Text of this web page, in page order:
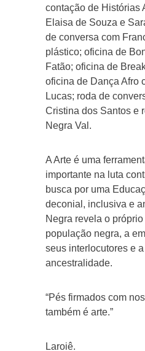
contação de Histórias
Elaisa de Souza e
de conversa com
plástico; oficina de
Fatão; oficina de
oficina de Dança Afro
Lucas; roda de
Cristina dos Santos e
Negra Val.
A Arte é uma
importante na luta
busca por uma
deconial, inclusiva e
Negra revela o
população negra, a
seus interlocutores e
ancestralidade.
“Pés firmados com
também é arte.”
Laroiê.